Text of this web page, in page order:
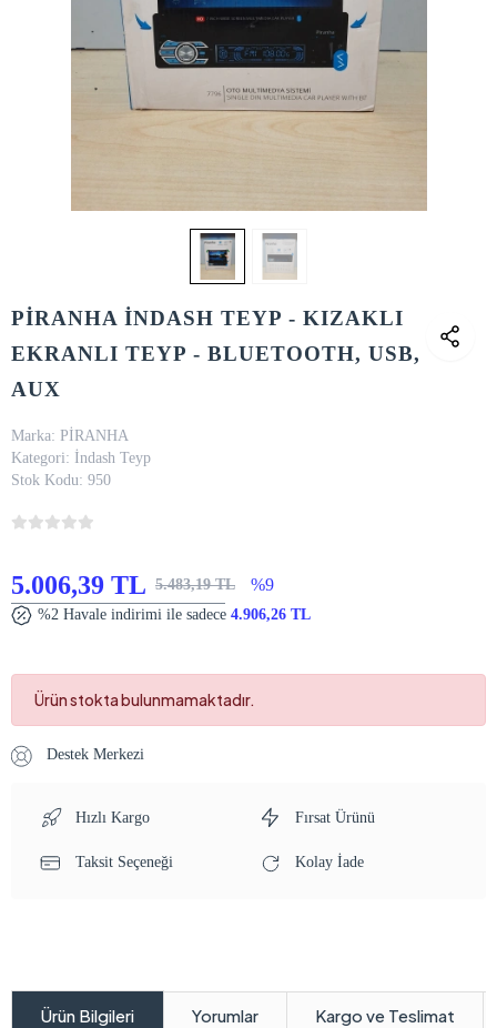
PİRANHA İNDASH TEYP - KIZAKLI
EKRANLI TEYP - BLUETOOTH, USB,
AUX
Marka: PİRANHA
Kategori: İndash Teyp
Stok Kodu: 950
5.006,39 TL 5.483,19 TL %9
%2 Havale indirimi ile sadece 4.906,26 TL
Ürün stokta bulunmamaktadır.
Destek Merkezi
Hızlı Kargo Fırsat Ürünü
Taksit Seçeneği Kolay İade
Ürün Bilgileri Yorumlar Kargo ve Teslimat